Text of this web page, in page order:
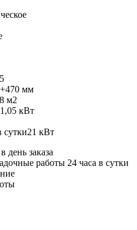
мм
м2
1,05 кВт
сутки21 кВт
день заказа
работы 24 часа в сутки